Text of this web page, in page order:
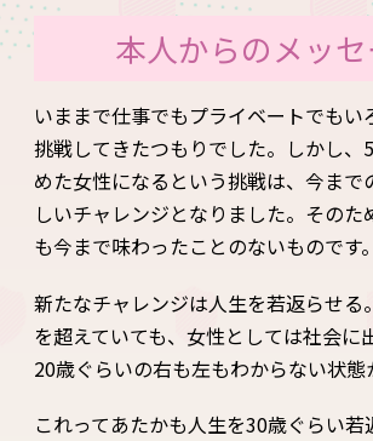
本人からのメッ
いままで仕事でもプライベートでもい
挑戦してきたつもりでした。しかし、
めた女性になるという挑戦は、今まで
しいチャレンジとなりました。そのた
も今まで味わったことのないものです。
新たなチャレンジは人生を若返らせる
を超えていても、女性としては社会に
20歳ぐらいの右も左もわからない状態
これってあたかも人生を30歳ぐらい